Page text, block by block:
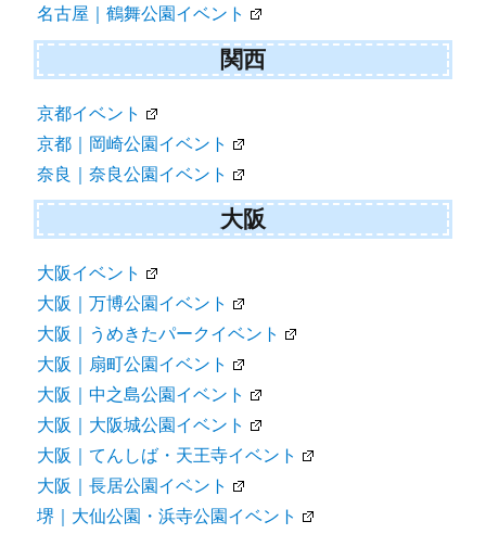
名古屋｜鶴舞公園イベント
関西
京都イベント
京都｜岡崎公園イベント
奈良｜奈良公園イベント
大阪
大阪イベント
大阪｜万博公園イベント
大阪｜うめきたパークイベント
大阪｜扇町公園イベント
大阪｜中之島公園イベント
大阪｜大阪城公園イベント
大阪｜てんしば・天王寺イベント
大阪｜長居公園イベント
堺｜大仙公園・浜寺公園イベント